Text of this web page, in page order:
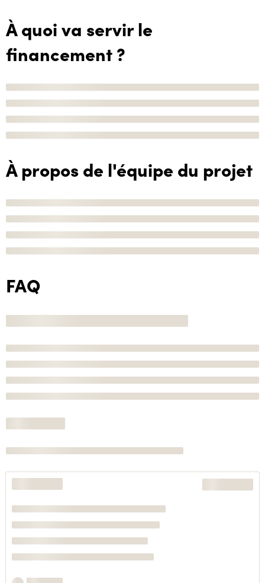
À quoi va servir le
financement ?
À propos de l'équipe du projet
FAQ